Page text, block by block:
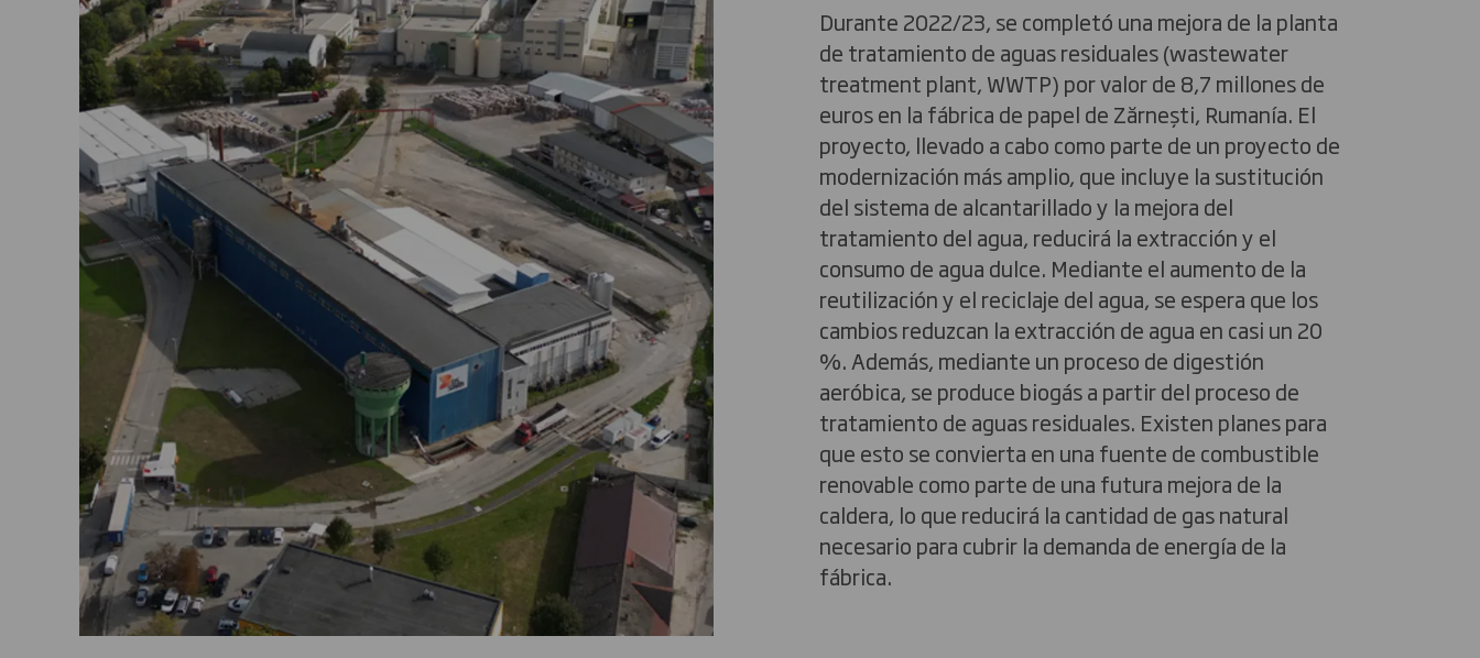
Durante 2022/23, se completó una mejora de la planta
de tratamiento de aguas residuales (wastewater
treatment plant, WWTP) por valor de 8,7 millones de
euros en la fábrica de papel de Zărnești, Rumanía. El
proyecto, llevado a cabo como parte de un proyecto de
modernización más amplio, que incluye la sustitución
del sistema de alcantarillado y la mejora del
tratamiento del agua, reducirá la extracción y el
consumo de agua dulce. Mediante el aumento de la
reutilización y el reciclaje del agua, se espera que los
cambios reduzcan la extracción de agua en casi un 20
%. Además, mediante un proceso de digestión
aeróbica, se produce biogás a partir del proceso de
tratamiento de aguas residuales. Existen planes para
que esto se convierta en una fuente de combustible
renovable como parte de una futura mejora de la
caldera, lo que reducirá la cantidad de gas natural
necesario para cubrir la demanda de energía de la
fábrica.